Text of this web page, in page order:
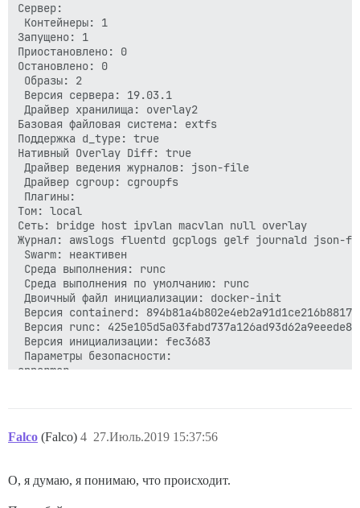
Сервер:
Контейнеры: 1
Запущено: 1
Приостановлено: 0
Остановлено: 0
Образы: 2
Версия сервера: 19.03.1
Драйвер хранилища: overlay2
Базовая файловая система: extfs
Поддержка d_type: true
Нативный Overlay Diff: true
Драйвер ведения журналов: json-file
Драйвер cgroup: cgroupfs
Плагины:
Том: local
Сеть: bridge host ipvlan macvlan null overlay
Журнал: awslogs fluentd gcplogs gelf journald
Swarm: неактивен
Среда выполнения: runc
Среда выполнения по умолчанию: runc
Двоичный файл инициализации: docker-init
Версия containerd:
Версия runc:
Версия инициализации: fec3683
Параметры безопасности:
apparmor
Тип ОС: linux
Общий объем памяти: 1.945 ГиБ
Falco (Falco) 27.Июль.2019 15:37:56
4
О, я думаю, я понимаю, что происходит.